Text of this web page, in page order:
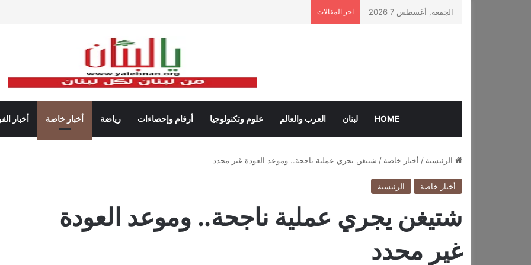
الجمعة, أغسطس 7 2026 اخر المقالات
HOME لبنان العرب والعالم علوم وتكنولوجيا أرقام وإحصاءات رياضة أخبار خاصة أخبار
الرئيسية / أخبار خاصة / شتيغن يجري عملية ناجحة.. وموعد العودة غير محدد
أخبار خاصة الرئيسية
شتيغن يجري عملية ناجحة.. وموعد العودة
غير محدد